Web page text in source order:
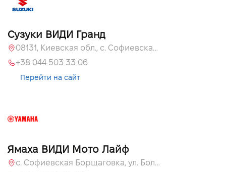
Сузуки ВИДИ Гранд
08131, Киевская обл., с. Софиевская Борщаговка, ул. Большая Кольцевая, 60
+38 044 503 33 06
Перейти на сайт
Ямаха ВИДИ Мото Лайф
с. Софиевская Борщаговка, ул. Большая Кольцевая, 58